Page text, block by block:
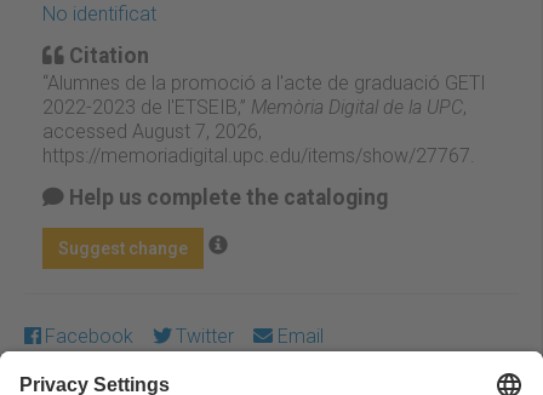
No identificat
Citation
“Alumnes de la promoció a l'acte de graduació GETI
2022-2023 de l'ETSEIB,” Memòria Digital de la UPC,
accessed August 7, 2026,
https://memoriadigital.upc.edu/items/show/27767
Help us complete the cataloging
Suggest change
Facebook Twitter Email